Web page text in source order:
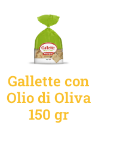
Gallette con
Olio di Oliva
150 gr